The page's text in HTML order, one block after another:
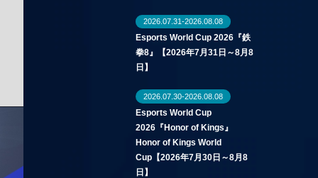
2026.07.31-2026.08.08
Esports World Cup 2026『鉄
拳8』【2026年7月31日～8月8
日】
2026.07.30-2026.08.08
Esports World Cup
2026『Honor of Kings』
Honor of Kings World
Cup【2026年7月30日～8月8
日】